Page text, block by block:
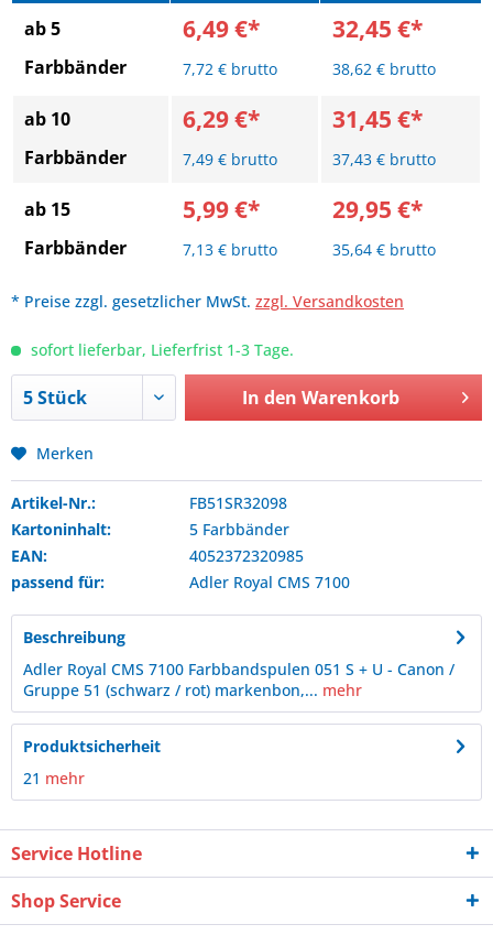
ab 5
Farbbänder
6,49 €*
7,72 € brutto
32,45 €*
38,62 € brutto
ab 10
Farbbänder
6,29 €*
7,49 € brutto
31,45 €*
37,43 € brutto
ab 15
Farbbänder
5,99 €*
7,13 € brutto
29,95 €*
35,64 € brutto
* Preise zzgl. gesetzlicher MwSt. zzgl. Versandkosten
sofort lieferbar, Lieferfrist 1-3 Tage.
In den Warenkorb
Merken
Artikel-Nr.:
FB51SR32098
Kartoninhalt:
5 Farbbänder
EAN:
4052372320985
passend für:
Adler Royal CMS 7100
Beschreibung
Adler Royal CMS 7100 Farbbandspulen 051 S + U - Canon /
Gruppe 51 (schwarz / rot) markenbon,... mehr
Produktsicherheit
21 mehr
Service Hotline
Shop Service